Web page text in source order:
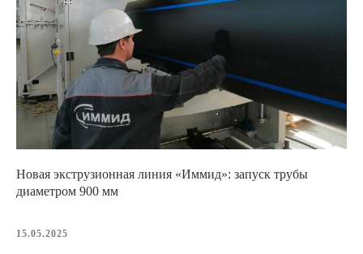
Новая экструзионная линия «Иммид»: запуск трубы
диаметром 900 мм
15.05.2025